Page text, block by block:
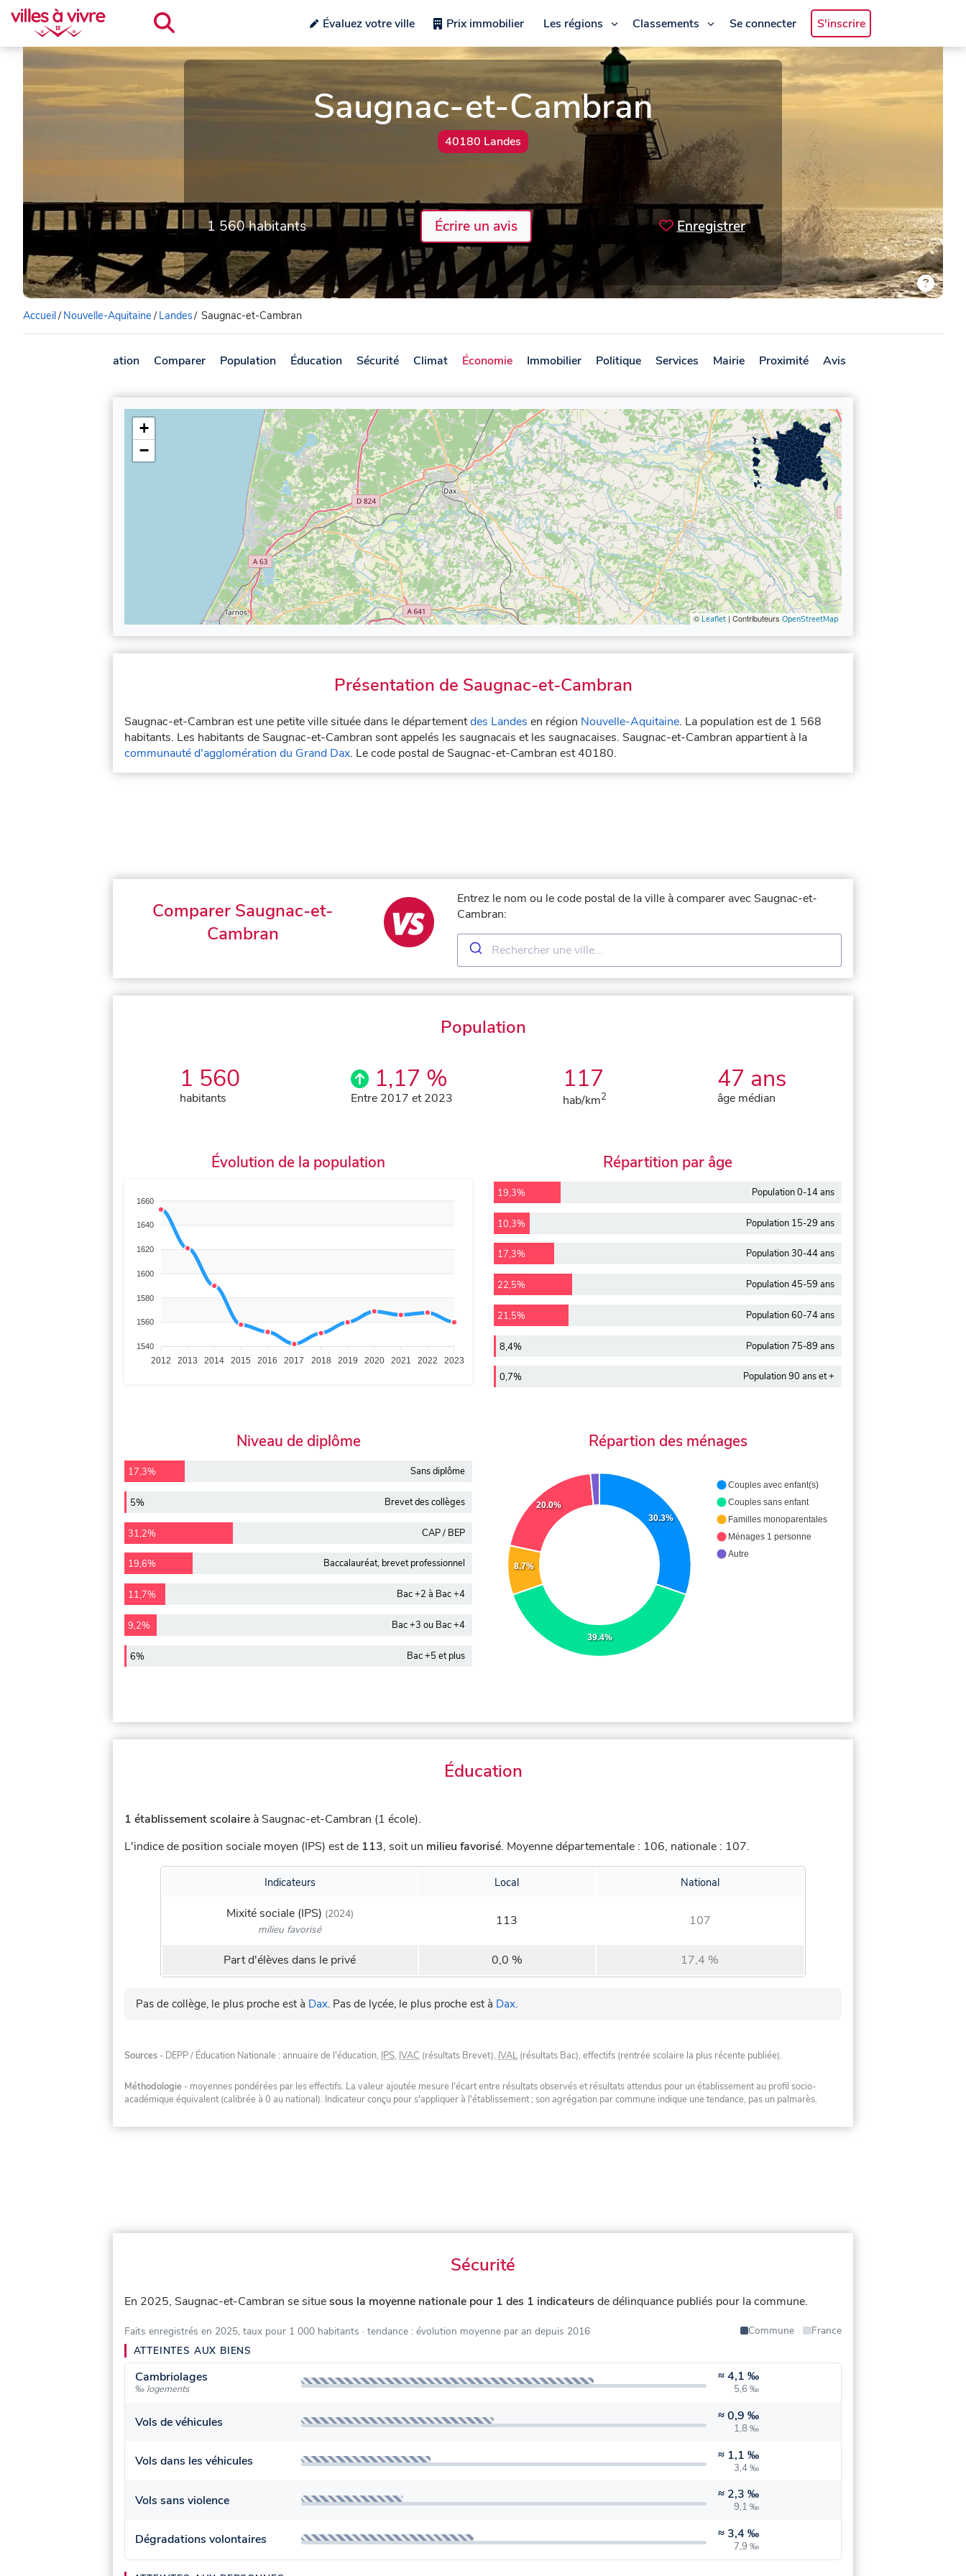
Évaluez votre ville Prix immobilier Les régions Classements Se connecter S'inscrire
Saugnac-et-Cambran
40180 Landes
1 560 habitants Écrire un avis Enregistrer
Accueil/ Nouvelle-Aquitaine/ Landes/ Saugnac-et-Cambran
Présentation Comparer Population Éducation Sécurité Climat Économie Immobilier Politique Services Mairie Proximité Avis
+
−
© Leaflet | Contributeurs OpenStreetMap
Présentation de Saugnac-et-Cambran
Saugnac-et-Cambran est une petite ville située dans le départementdes Landes en région Nouvelle-Aquitaine. La population est de 1 568
habitants. Les habitants de Saugnac-et-Cambran sont appelés les saugnacais et les saugnacaises. Saugnac-et-Cambran appartient à la
communauté d'agglomération du Grand Dax. Le code postal de Saugnac-et-Cambran est 40180.
Comparer Saugnac-et-
Cambran
Entrez le nom ou le code postal de la ville à comparer avec Saugnac-et-
Cambran:
Population
1 560
habitants
1,17 %
Entre 2017 et 2023
117
hab/km2
47 ans
âge médian
Évolution de la population
1660
1640
1620
1600
1580
1560
1540
2012 2013 2014 2015 2016 2017 2018 2019 2020 2021 2022 2023
Répartition par âge
19,3% Population 0-14 ans
10,3% Population 15-29 ans
17,3% Population 30-44 ans
22,5% Population 45-59 ans
21,5% Population 60-74 ans
8,4% Population 75-89 ans
0,7% Population 90 ans et +
Niveau de diplôme
17,3% Sans diplôme
5% Brevet des collèges
31,2% CAP / BEP
19,6% Baccalauréat, brevet professionnel
11,7% Bac +2 à Bac +4
9,2% Bac +3 ou Bac +4
6% Bac +5 et plus
Répartion des ménages
30.3%
39.4%
8.7%
20.0%
Couples avec enfant(s)
Couples sans enfant
Familles monoparentales
Ménages 1 personne
Autre
Éducation
1 établissement scolaire à Saugnac-et-Cambran (1 école).
L'indice de position sociale moyen (IPS) est de 113, soit un milieu favorisé. Moyenne départementale : 106, nationale : 107.
Indicateurs Local National
Mixité sociale (IPS) (2024)
milieu favorisé
113 107
Part d'élèves dans le privé 0,0 % 17,4 %
Pas de collège, le plus proche est à Dax. Pas de lycée, le plus proche est à Dax.
Sources - DEPP / Éducation Nationale : annuaire de l'éducation, IPS, IVAC (résultats Brevet), IVAL (résultats Bac), effectifs (rentrée scolaire la plus récente publiée).
Méthodologie - moyennes pondérées par les effectifs. La valeur ajoutée mesure l'écart entre résultats observés et résultats attendus pour un établissement au profil socio-
académique équivalent (calibrée à 0 au national). Indicateur conçu pour s'appliquer à l'établissement ; son agrégation par commune indique une tendance, pas un palmarès.
Sécurité
En 2025, Saugnac-et-Cambran se situesous la moyenne nationale pour 1 des 1 indicateurs de délinquance publiés pour la commune.
Faits enregistrés en 2025, taux pour 1 000 habitants · tendance : évolution moyenne par an depuis 2016 Commune
France
ATTEINTES AUX BIENS
Cambriolages
‰ logements
≈4,1 ‰
5,6 ‰
Vols de véhicules ≈0,9 ‰
1,8 ‰
Vols dans les véhicules ≈ 1,1 ‰
3,4 ‰
Vols sans violence ≈ 2,3 ‰
9,1 ‰
Dégradations volontaires ≈ 3,4 ‰
7,9 ‰